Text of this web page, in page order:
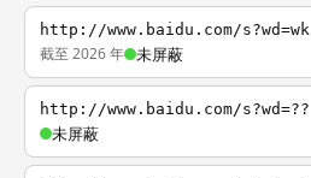
http://www.baidu.com/s?wd=wk
截至 2026 年 未屏蔽
http://www.baidu.com/s?wd=??
未屏蔽